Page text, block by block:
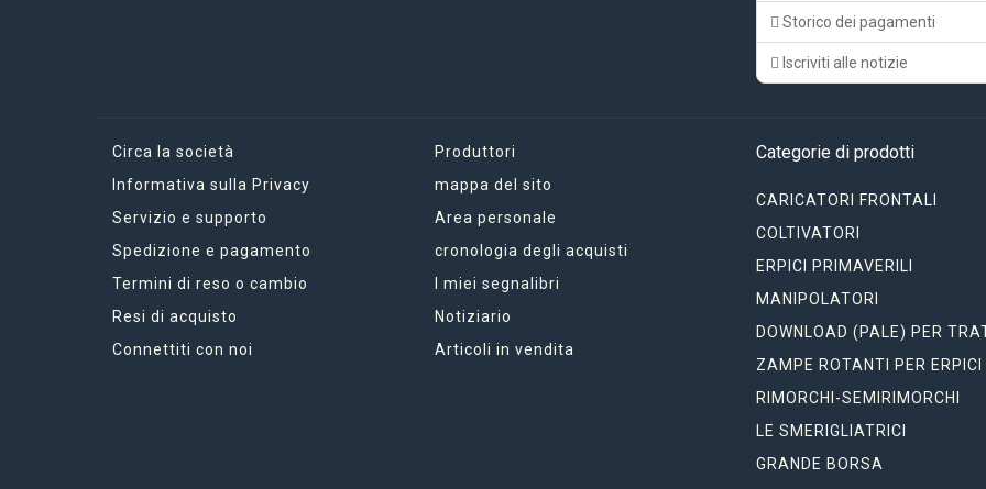
Storico dei pagamenti
Iscriviti alle notizie
Circa la società
Informativa sulla Privacy
Servizio e supporto
Spedizione e pagamento
Termini di reso o cambio
Resi di acquisto
Connettiti con noi
Produttori
mappa del sito
Area personale
cronologia degli acquisti
I miei segnalibri
Notiziario
Articoli in vendita
Categorie di prodotti
CARICATORI FRONTALI
COLTIVATORI
ERPICI PRIMAVERILI
MANIPOLATORI
DOWNLOAD (PALE) PER
ZAMPE ROTANTI PER ERPICI
RIMORCHI-SEMIRIMORCHI
LE SMERIGLIATRICI
GRANDE BORSA